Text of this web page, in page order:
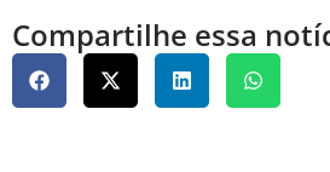
Compartilhe essa